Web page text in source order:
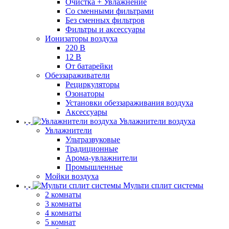
Очистка + Увлажнение
Cо сменными фильтрами
Без сменных фильтров
Фильтры и аксессуары
Ионизаторы воздуха
220 В
12 В
От батарейки
Обеззараживатели
Рециркуляторы
Озонаторы
Установки обеззараживания воздуха
Аксессуары
Увлажнители воздуха
Увлажнители
Ультразвуковые
Традиционные
Арома-увлажнители
Промышленные
Мойки воздуха
Мульти сплит системы
2 комнаты
3 комнаты
4 комнаты
5 комнат